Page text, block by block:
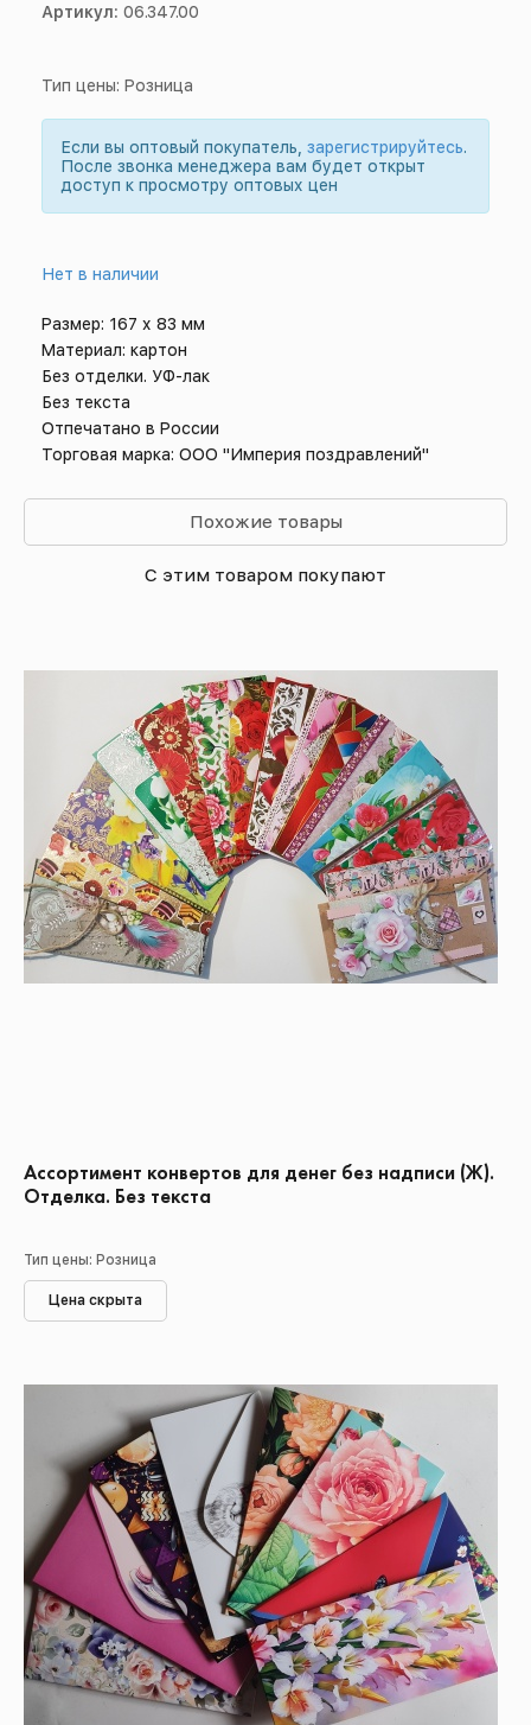
Артикул: 06.347.00
Тип цены: Розница
Если вы оптовый покупатель, зарегистрируйтесь.
После звонка менеджера вам будет открыт
доступ к просмотру оптовых цен
Нет в наличии
Размер: 167 х 83 мм
Материал: картон
Без отделки. УФ-лак
Без текста
Отпечатано в России
Торговая марка: ООО "Империя поздравлений"
Похожие товары
С этим товаром покупают
Ассортимент конвертов для денег без надписи (Ж).
Отделка. Без текста
Тип цены: Розница
Цена скрыта